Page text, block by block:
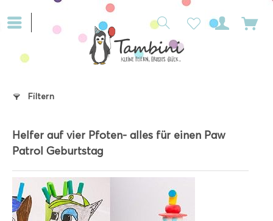
Filtern
Helfer auf vier Pfoten- alles für einen Paw
Patrol Geburtstag